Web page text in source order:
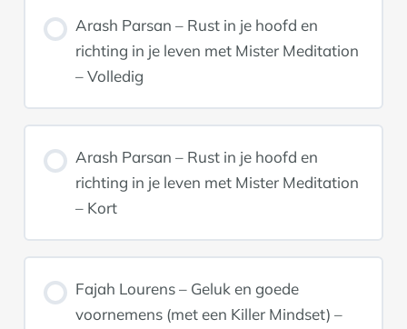
Arash Parsan – Rust in je hoofd en
richting in je leven met Mister Meditation
– Volledig
Arash Parsan – Rust in je hoofd en
richting in je leven met Mister Meditation
– Kort
Fajah Lourens – Geluk en goede
voornemens (met een Killer Mindset) –